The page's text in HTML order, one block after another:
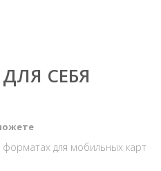
СЕБЯ
форматах для мобильных карт